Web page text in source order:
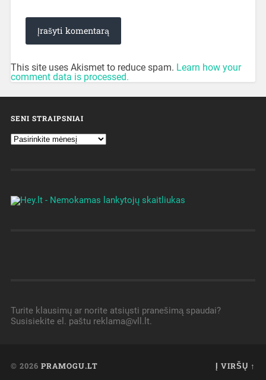
This site uses Akismet to reduce spam. Learn how your
comment data is processed.
SENI STRAIPSNIAI
Turite klausimų ar norite atsiųsti pranešimą spaudai?
Susisiekite el. paštu reklama@vll.lt.
© 2026 PRAMOGU.LT Į VIRŠŲ ↑